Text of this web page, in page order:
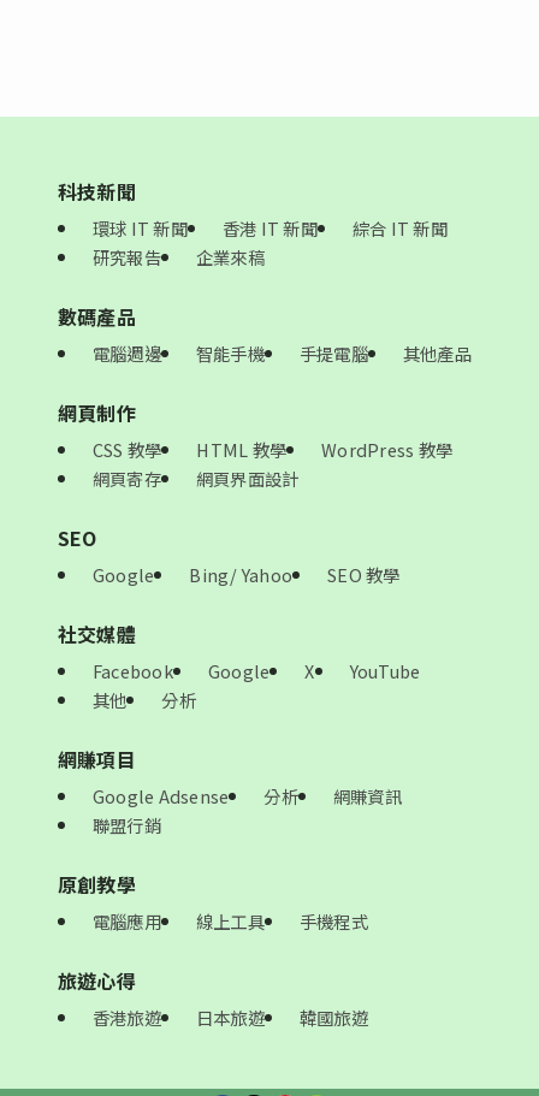
科技新聞
環球 IT 新聞 香港 IT 新聞
綜合 IT 新聞
研究報告
企業來稿
數碼產品
電腦週邊 智能手機 手提電腦 其他產品
網頁制作
CSS 教學 HTML 教學
WordPress 教學
網頁寄存
網頁界面設計
SEO
Google Bing/ Yahoo SEO 教學
社交媒體
Facebook Google X
YouTube
其他
分析
網賺項目
Google Adsense 分析
網賺資訊
聯盟行銷
原創教學
電腦應用 線上工具 手機程式
旅遊心得
香港旅遊 日本旅遊 韓國旅遊